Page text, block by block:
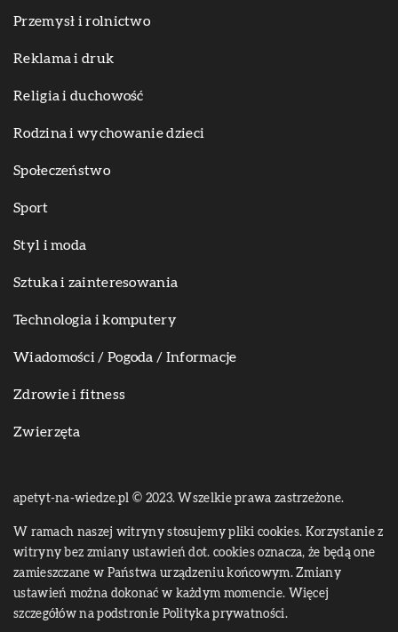
Przemysł i rolnictwo
Reklama i druk
Religia i duchowość
Rodzina i wychowanie dzieci
Społeczeństwo
Sport
Styl i moda
Sztuka i zainteresowania
Technologia i komputery
Wiadomości / Pogoda / Informacje
Zdrowie i fitness
Zwierzęta
apetyt-na-wiedze.pl © 2023. Wszelkie prawa zastrzeżone.
W ramach naszej witryny stosujemy pliki cookies. Korzystanie z
witryny bez zmiany ustawień dot. cookies oznacza, że będą one
zamieszczane w Państwa urządzeniu końcowym. Zmiany
ustawień można dokonać w każdym momencie. Więcej
szczegółów na podstronie Polityka prywatności.